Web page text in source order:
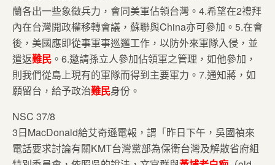
蘭各出一些象徵兵力，會同美軍佔領台灣。4.希望在2禮拜
內在台灣開政權移轉會議，蘇聯與China亦可參加。5.在會
後，美國應即從事軍事巡邏工作，以防外來軍隊入侵，並
遣返難民 。6.邀請孫立人參加佔領軍之管理，如他參加，
則我們從島上現有的軍隊而得到主要軍力。7.通知蔣，如
願留台，給予政治難民身份。
NSC 37/8
3日MacDonald給艾奇遜電報，謂「昨日下午，吳國禎來
電話要求討論有關KMT台灣黨部為保衛台灣及解散省府組